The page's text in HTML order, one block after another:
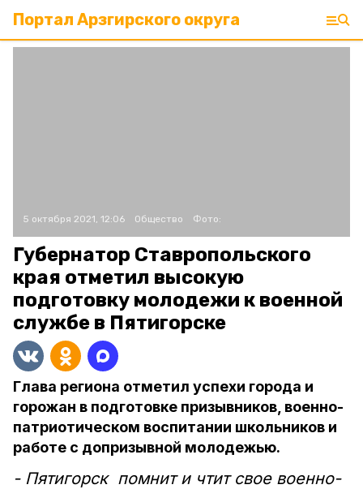
Портал Арзгирского округа
5 октября 2021, 12:06 Общество Фото:
Губернатор Ставропольского
края отметил высокую
подготовку молодежи к военной
службе в Пятигорске
Глава региона отметил успехи города и
горожан в подготовке призывников, военно-
патриотическом воспитании школьников и
работе с допризывной молодежью.
- Пятигорск помнит и чтит свое военно-